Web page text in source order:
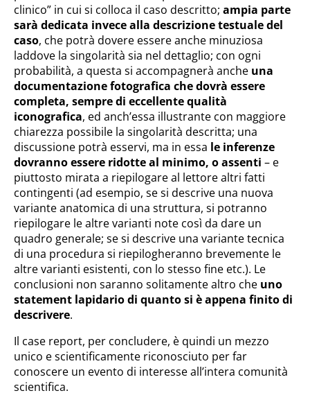
clinico” in cui si colloca il caso descritto; ampia parte
sarà dedicata invece alla descrizione testuale del
caso, che potrà dovere essere anche minuziosa
laddove la singolarità sia nel dettaglio; con ogni
probabilità, a questa si accompagnerà anche una
documentazione fotografica che dovrà essere
completa, sempre di eccellente qualità
iconografica, ed anch’essa illustrante con maggiore
chiarezza possibile la singolarità descritta; una
discussione potrà esservi, ma in essa le inferenze
dovranno essere ridotte al minimo, o assenti – e
piuttosto mirata a riepilogare al lettore altri fatti
contingenti (ad esempio, se si descrive una nuova
variante anatomica di una struttura, si potranno
riepilogare le altre varianti note così da dare un
quadro generale; se si descrive una variante tecnica
di una procedura si riepilogheranno brevemente le
altre varianti esistenti, con lo stesso fine etc.). Le
conclusioni non saranno solitamente altro che uno
statement lapidario di quanto si è appena finito di
descrivere.
Il case report, per concludere, è quindi un mezzo
unico e scientificamente riconosciuto per far
conoscere un evento di interesse all’intera comunità
scientifica.